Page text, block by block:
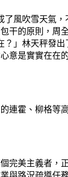
了風吹雪天氣
干的原則，周
？」林天秤發
意是實實在在
連霍、柳格等
完美主義者，